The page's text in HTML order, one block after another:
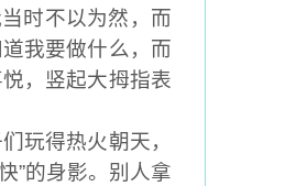
时不以为然，而
我要做什么，而
， 竖起大拇指表
玩得热火朝天，
”的身影。 别人拿